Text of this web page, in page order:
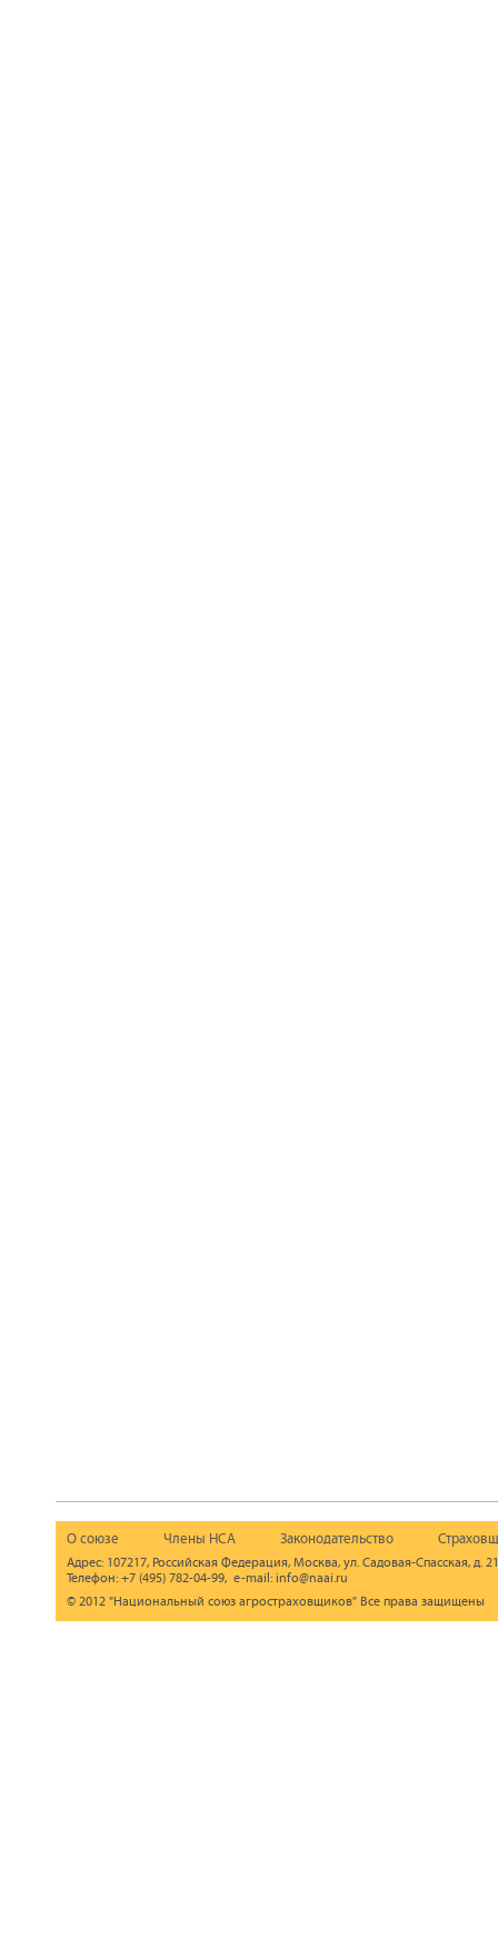
О союзе Члены НСА Законодательство
Адрес: 107217, Российская Федерация, Москва, ул. Садовая-Спасская, д.
Телефон: +7 (495) 782-04-99, e-mail: info@naai.ru
© 2012 "Национальный союз агростраховщиков" Все права защищены